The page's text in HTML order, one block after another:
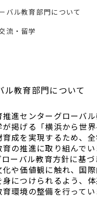
バル教育部門について
流・留学
ル教育部門について
推進センターグローバ
が掲げる「横浜から世
育成を実現するため、
育の推進に取り組んでい
ローバル教育方針に基づ
化や価値観に触れ、国際
身につけられるよう、
環境の整備を行ってい